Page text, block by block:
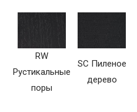
RW
Рустикальные
поры
SC Пиленое
дерево